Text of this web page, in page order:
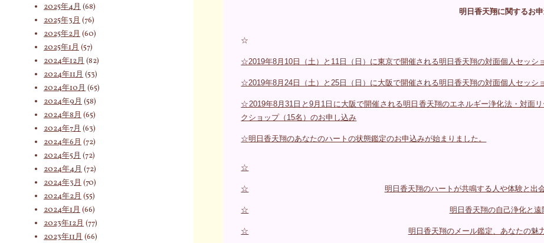
明日香天翔に関するお
☆
☆2019年8月10日（土）と11日（日）に東京で開催される明日香天翔の対面個人セッシ
☆2019年8月24日（土）と25日（日）に大阪で開催される明日香天翔の対面個人セッシ
☆2019年8月31日と9月1日に大阪で開催される明日香天翔のエネルギー浄化法・対面
クショップ（15名）のお申し込み
☆明日香天翔のあなたのハートの状態鑑定のお申込みが始まりました。
☆
☆ 明日香天翔のハートが共鳴する人や体験と出
☆ 明日香天翔の自己浄化と
☆ 明日香天翔のメール鑑定、あなたの魅
2025年4月 (68)
2025年3月 (76)
2025年2月 (60)
2025年1月 (57)
2024年12月 (82)
2024年11月 (53)
2024年10月 (65)
2024年9月 (58)
2024年8月 (65)
2024年7月 (63)
2024年6月 (72)
2024年5月 (72)
2024年4月 (72)
2024年3月 (70)
2024年2月 (55)
2024年1月 (66)
2023年12月 (77)
2023年11月 (66)